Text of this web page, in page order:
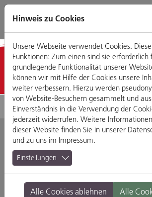
Direkt
zum
Zum
Hauptmenü
Zum
Footermenü
Zur
Website-
Santander
Bank
Hinweis zu Cookies
Unsere Webseite verwendet Cookies.
Funktionen: Zum einen sind sie erforderlich
grundlegende Funktionalität unserer
können wir mit Hilfe der Cookies unsere
weiter verbessern. Hierzu werden
von Website-Besuchern gesammelt und
Einverständnis in die Verwendung der
jederzeit widerrufen. Weitere
dieser Website finden Sie in unserer
und zu uns im Impressum.
Einstellungen
Alle Cookies ablehnen Alle